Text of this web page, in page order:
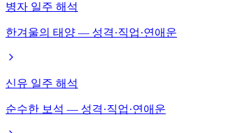
병자 일주 해석
한겨울의 태양 — 성격·직업·연애운
신유 일주 해석
순수한 보석 — 성격·직업·연애운